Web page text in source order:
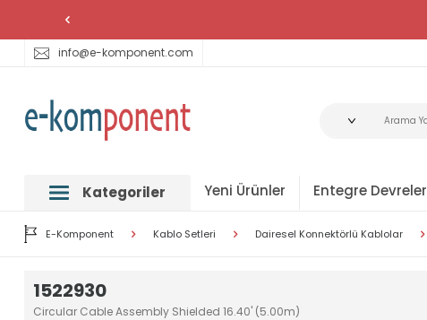
info@e-komponent.com
Kategoriler Yeni Ürünler Entegre Devreler
E-Komponent Kablo Setleri Dairesel Konnektörlü Kablolar
1522930
Circular Cable Assembly Shielded 16.40' (5.00m)